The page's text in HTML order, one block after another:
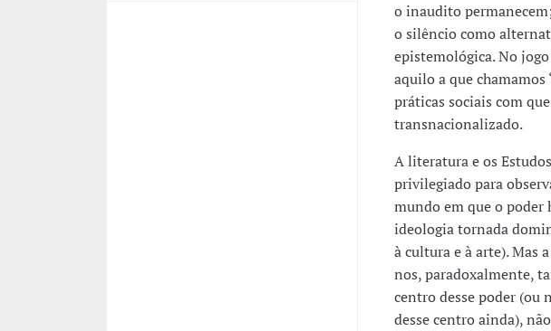
o inaudito
o silêncio como
epistemológica. No
aquilo a que
práticas sociais com
transnacionalizado.
A literatura e os
privilegiado para
mundo em que o
ideologia tornada
à cultura e à arte). Mas
nos, paradoxalmente,
centro desse poder (ou
desse centro ainda),